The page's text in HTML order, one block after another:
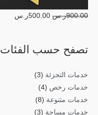
900.00ر.س 500.00ر.س
تصفح حسب الفئات
خدمات التجزئة (3)
خدمات رخص (4)
خدمات متنوعة (8)
خدمات مساحة (3)